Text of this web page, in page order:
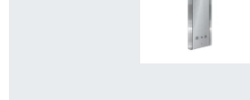
conformidade normativa.